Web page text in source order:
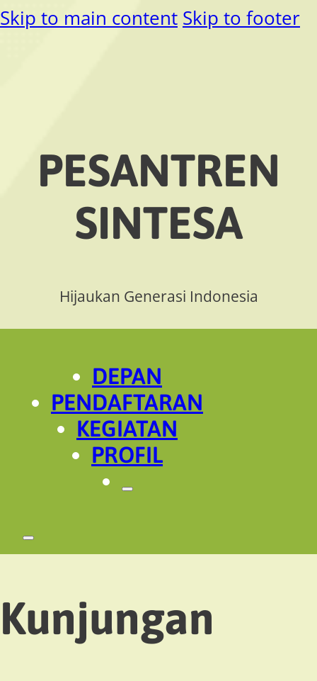
Skip to main content Skip to footer
PESANTREN
SINTESA
Hijaukan Generasi Indonesia
DEPAN
PENDAFTARAN
KEGIATAN
PROFIL
Kunjungan